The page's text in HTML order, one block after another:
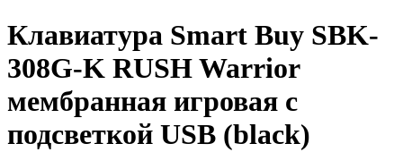
Клавиатура Smart Buy SBK-
308G-K RUSH Warrior
мембранная игровая с
подсветкой USB (black)